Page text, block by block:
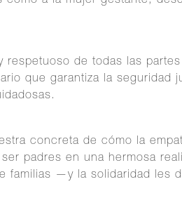
de todas las
que garantiza la seguridad
concreta de cómo la
padres en una hermosa
familias —y la solidaridad les